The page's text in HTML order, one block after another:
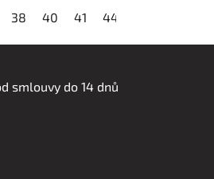
38 40 41 44
smlouvy do 14 dnů